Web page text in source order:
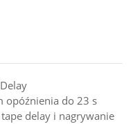
opóźnienia do 23 s
delay i nagrywanie